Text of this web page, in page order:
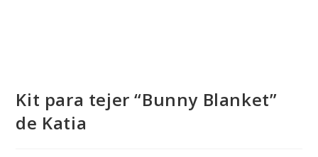
Kit para tejer “Bunny Blanket”
de Katia